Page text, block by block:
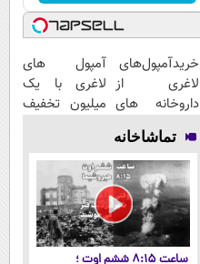
خریدآمپول‌های
لاغری از
داروخانه های
اطرافت، ارسال
فوری همراه با
پک یخ!
آمپول های
لاغری با یک
میلیون تخفیف
معتبر
تماشاخانه
ساعت ۸:۱۵ ششم اوت ؛